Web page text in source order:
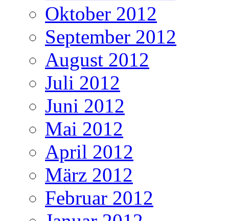
Oktober 2012
September 2012
August 2012
Juli 2012
Juni 2012
Mai 2012
April 2012
März 2012
Februar 2012